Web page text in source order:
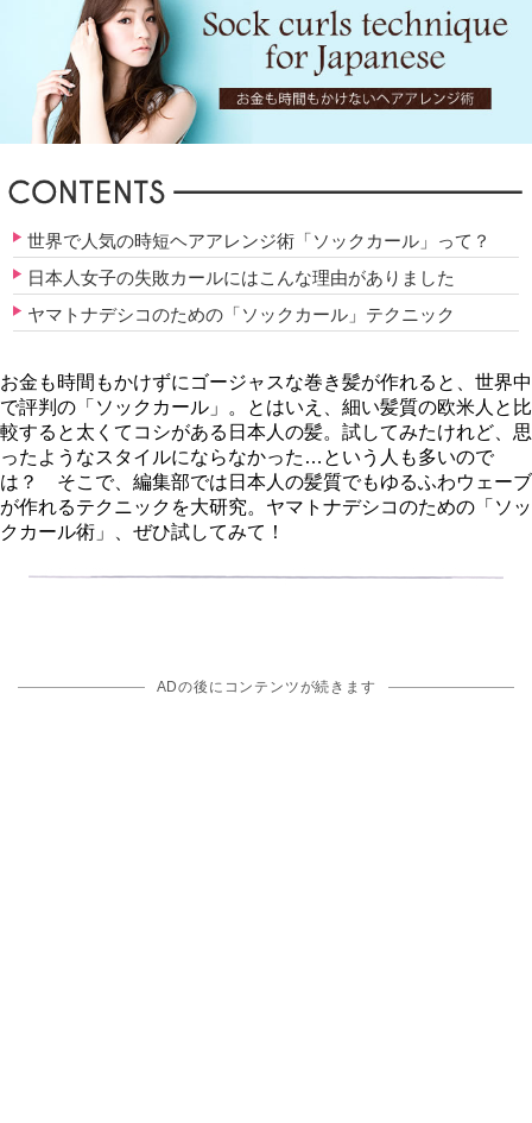
世界で人気の時短ヘアアレンジ術「ソックカール」って？
日本人女子の失敗カールにはこんな理由がありました
ヤマトナデシコのための「ソックカール」テクニック
お金も時間もかけずにゴージャスな巻き髪が作れると、世界中
で評判の「ソックカール」。とはいえ、細い髪質の欧米人と比
較すると太くてコシがある日本人の髪。試してみたけれど、思
ったようなスタイルにならなかった…という人も多いので
は？ そこで、編集部では日本人の髪質でもゆるふわウェーブ
が作れるテクニックを大研究。ヤマトナデシコのための「ソッ
クカール術」、ぜひ試してみて！
ADの後にコンテンツが続きます